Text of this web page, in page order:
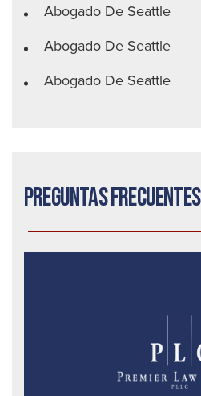
Abogado De Seattle
Abogado De Seattle
Abogado De Seattle
Preguntas frecuentes